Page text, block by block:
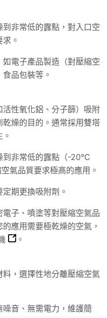
非常低的露點，對入口空
。
電子產品製造（對壓縮空
品包裝等。
活性氧化鋁、分子篩）吸附
燥的目的。通常採用雙塔
到非常低的露點（-20°C
氣品質要求極高的應用。
期更換吸附劑。
子、噴塗等對壓縮空氣品
應用需要極乾燥的空氣，
。
料，選擇性地分離壓縮空氣
音、無需電力，維護簡